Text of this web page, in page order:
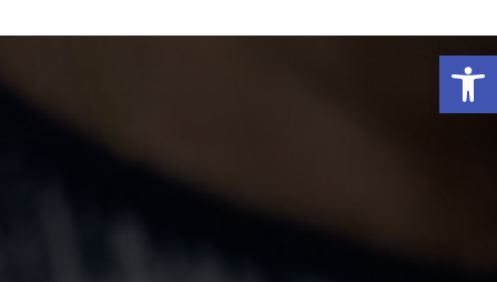
פתח סרגל נגישות